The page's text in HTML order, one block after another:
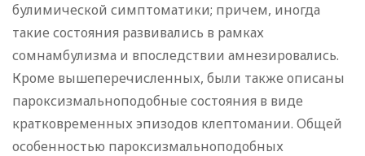
булимической симптоматики; причем, иногда
такие состояния развивались в рамках
сомнамбулизма и впоследствии амнезировались.
Кроме вышеперечисленных, были также описаны
пароксизмальноподобные состояния в виде
кратковременных эпизодов клептомании. Общей
особенностью пароксизмальноподобных